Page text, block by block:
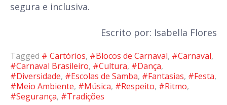
segura e inclusiva.
Escrito por: Isabella Flores
Tagged # Cartórios, #Blocos de Carnaval, #Carnaval,
#Carnaval Brasileiro, #Cultura, #Dança,
#Diversidade, #Escolas de Samba, #Fantasias, #Festa,
#Meio Ambiente, #Música, #Respeito, #Ritmo,
#Segurança, #Tradições